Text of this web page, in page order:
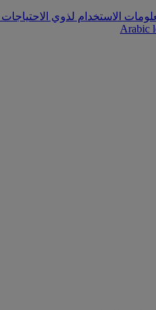
الاستخدام لذوي